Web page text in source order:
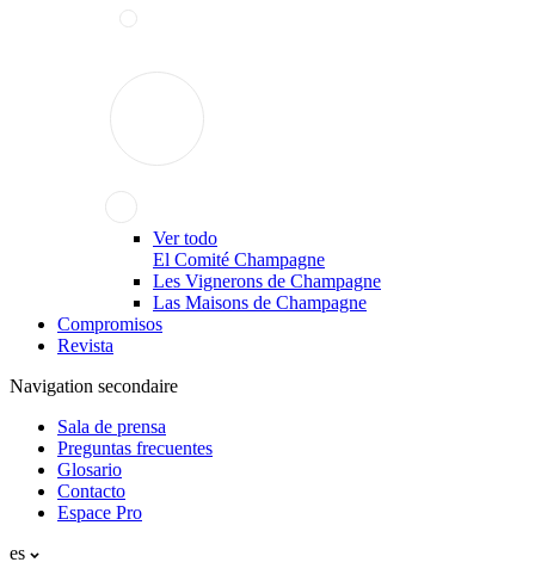
Ver todo
El Comité Champagne
Les Vignerons de Champagne
Las Maisons de Champagne
Compromisos
Revista
Navigation secondaire
Sala de prensa
Preguntas frecuentes
Glosario
Contacto
Espace Pro
es